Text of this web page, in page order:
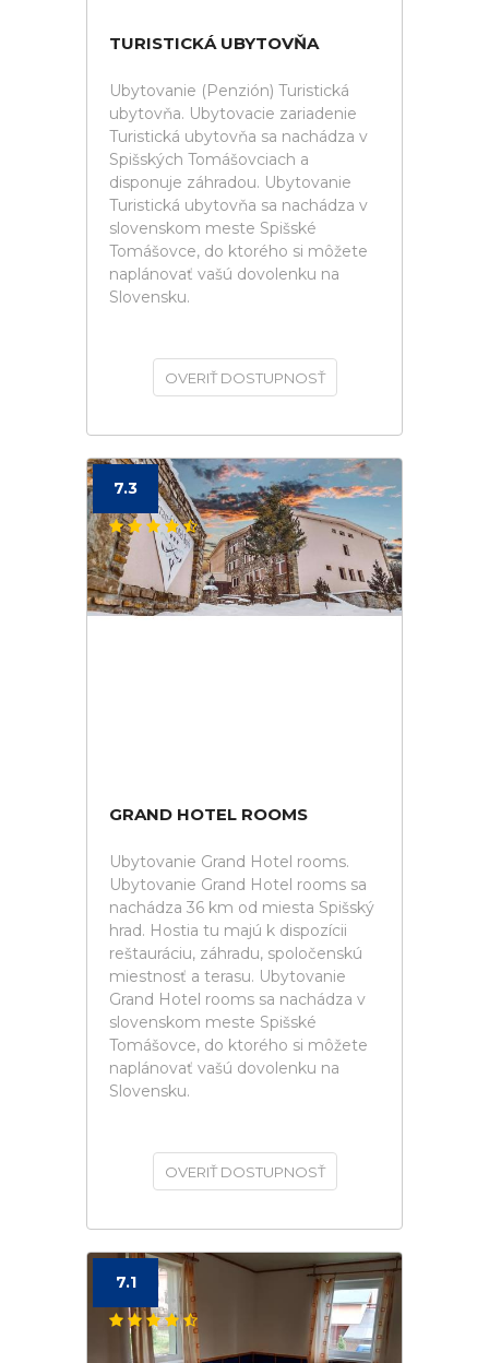
TURISTICKÁ UBYTOVŇA
Ubytovanie (Penzión) Turistická
ubytovňa. Ubytovacie zariadenie
Turistická ubytovňa sa nachádza v
Spišských Tomášovciach a
disponuje záhradou. Ubytovanie
Turistická ubytovňa sa nachádza v
slovenskom meste Spišské
Tomášovce, do ktorého si môžete
naplánovať vašú dovolenku na
Slovensku.
OVERIŤ DOSTUPNOSŤ
7.3
GRAND HOTEL ROOMS
Ubytovanie Grand Hotel rooms.
Ubytovanie Grand Hotel rooms sa
nachádza 36 km od miesta Spišský
hrad. Hostia tu majú k dispozícii
reštauráciu, záhradu, spoločenskú
miestnosť a terasu. Ubytovanie
Grand Hotel rooms sa nachádza v
slovenskom meste Spišské
Tomášovce, do ktorého si môžete
naplánovať vašú dovolenku na
Slovensku.
OVERIŤ DOSTUPNOSŤ
7.1